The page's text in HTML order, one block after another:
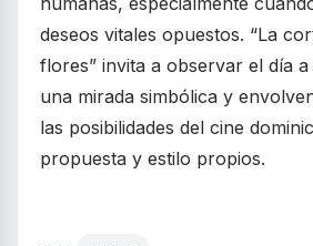
deseos vitales opuestos. “La
flores” invita a observar el día
una mirada simbólica y
las posibilidades del cine
propuesta y estilo propios.